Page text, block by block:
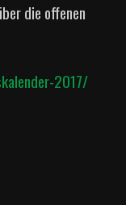
die offenen
2017/